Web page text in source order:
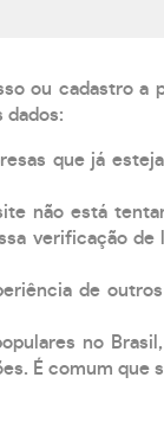
ou cadastro
dados:
que já
não está
verificação
de
no
É comum